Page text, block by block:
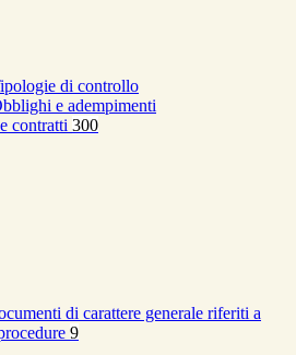
di controllo
e adempimenti
contratti 300
di carattere generale riferiti a
9